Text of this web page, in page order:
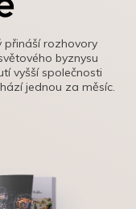
přináší rozhovory
byznysu
vyšší společnosti
jednou za měsíc.